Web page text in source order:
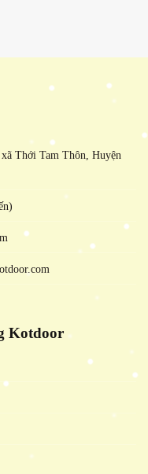
Thới Tam Thôn, Huyện
Kotdoor